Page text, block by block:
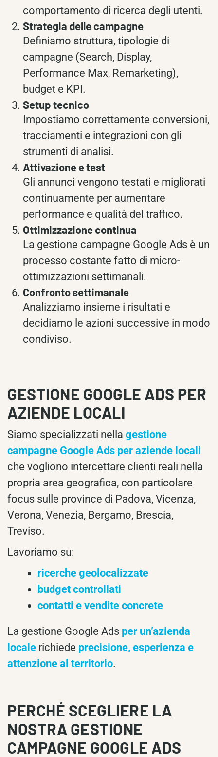
comportamento di ricerca degli utenti.
Strategia delle campagne
Definiamo struttura, tipologie di
campagne (Search, Display,
Performance Max, Remarketing),
budget e KPI.
Setup tecnico
Impostiamo correttamente conversioni,
tracciamenti e integrazioni con gli
strumenti di analisi.
Attivazione e test
Gli annunci vengono testati e migliorati
continuamente per aumentare
performance e qualità del traffico.
Ottimizzazione continua
La gestione campagne Google Ads è un
processo costante fatto di micro-
ottimizzazioni settimanali.
Confronto settimanale
Analizziamo insieme i risultati e
decidiamo le azioni successive in modo
condiviso.
GESTIONE GOOGLE ADS PER
AZIENDE LOCALI
Siamo specializzati nella gestione
campagne Google Ads per aziende locali
che vogliono intercettare clienti reali nella
propria area geografica, con particolare
focus sulle province di Padova, Vicenza,
Verona, Venezia, Bergamo, Brescia,
Treviso.
Lavoriamo su:
ricerche geolocalizzate
budget controllati
contatti e vendite concrete
La gestione Google Ads per un’azienda
locale richiede precisione, esperienza e
attenzione al territorio.
PERCHÉ SCEGLIERE LA
NOSTRA GESTIONE
CAMPAGNE GOOGLE ADS